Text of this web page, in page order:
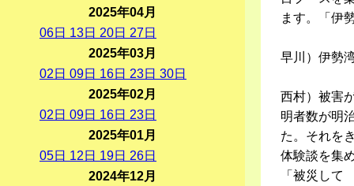
ます。「伊
早川）伊勢
西村）被害
明者数が明
た。それを
体験談を集
「被災し
2025年04月
06日 13日 20日 27日
2025年03月
02 日 09日 16日 23日 30日
2025年02月
02 日 09日 16日 23日
2025年01月
05日 12 日 19日 26日
2024年12月